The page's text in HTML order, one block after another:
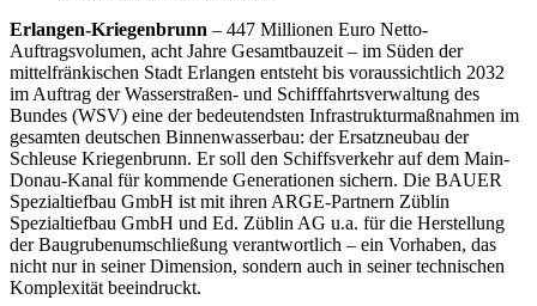
Erlangen-Kriegenbrunn – 447 Millionen Euro Netto-
Auftragsvolumen, acht Jahre Gesamtbauzeit – im Süden der
mittelfränkischen Stadt Erlangen entsteht bis voraussichtlich 2032
im Auftrag der Wasserstraßen- und Schifffahrtsverwaltung des
Bundes (WSV) eine der bedeutendsten Infrastrukturmaßnahmen im
gesamten deutschen Binnenwasserbau: der Ersatzneubau der
Schleuse Kriegenbrunn. Er soll den Schiffsverkehr auf dem Main-
Donau-Kanal für kommende Generationen sichern. Die BAUER
Spezialtiefbau GmbH ist mit ihren ARGE-Partnern Züblin
Spezialtiefbau GmbH und Ed. Züblin AG u.a. für die Herstellung
der Baugrubenumschließung verantwortlich – ein Vorhaben, das
nicht nur in seiner Dimension, sondern auch in seiner technischen
Komplexität beeindruckt.